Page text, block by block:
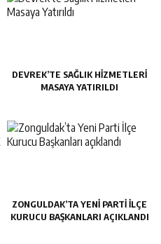
DEVREK’TE SAĞLIK HIZMETLERI
MASAYA YATIRILDI
ZONGULDAK’TA YENI PARTI İLÇE
KURUCU BAŞKANLARI AÇIKLANDI